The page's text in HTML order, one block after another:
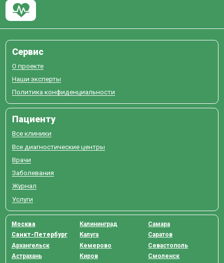
Сервис
О проекте
Наши эксперты
Политика конфиденциальности
Пациенту
Все клиники
Все диагностические центры
Врачи
Заболевания
Журнал
Услуги
Москва
Санкт-Петербург
Архангельск
Астрахань
Калининград
Калуга
Кемерово
Киров
Самара
Саратов
Севастополь
Смоленск